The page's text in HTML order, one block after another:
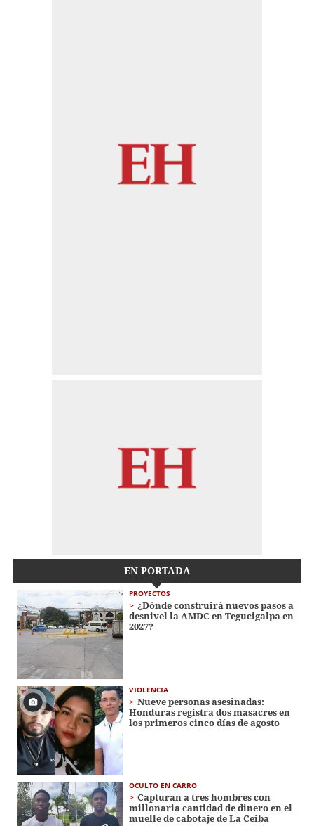
EN PORTADA
PROYECTOS
¿Dónde construirá nuevos pasos a
desnivel la AMDC en Tegucigalpa en
2027?
VIOLENCIA
Nueve personas asesinadas:
Honduras registra dos masacres en
los primeros cinco días de agosto
OCULTO EN CARRO
Capturan a tres hombres con
millonaria cantidad de dinero en el
muelle de cabotaje de La Ceiba